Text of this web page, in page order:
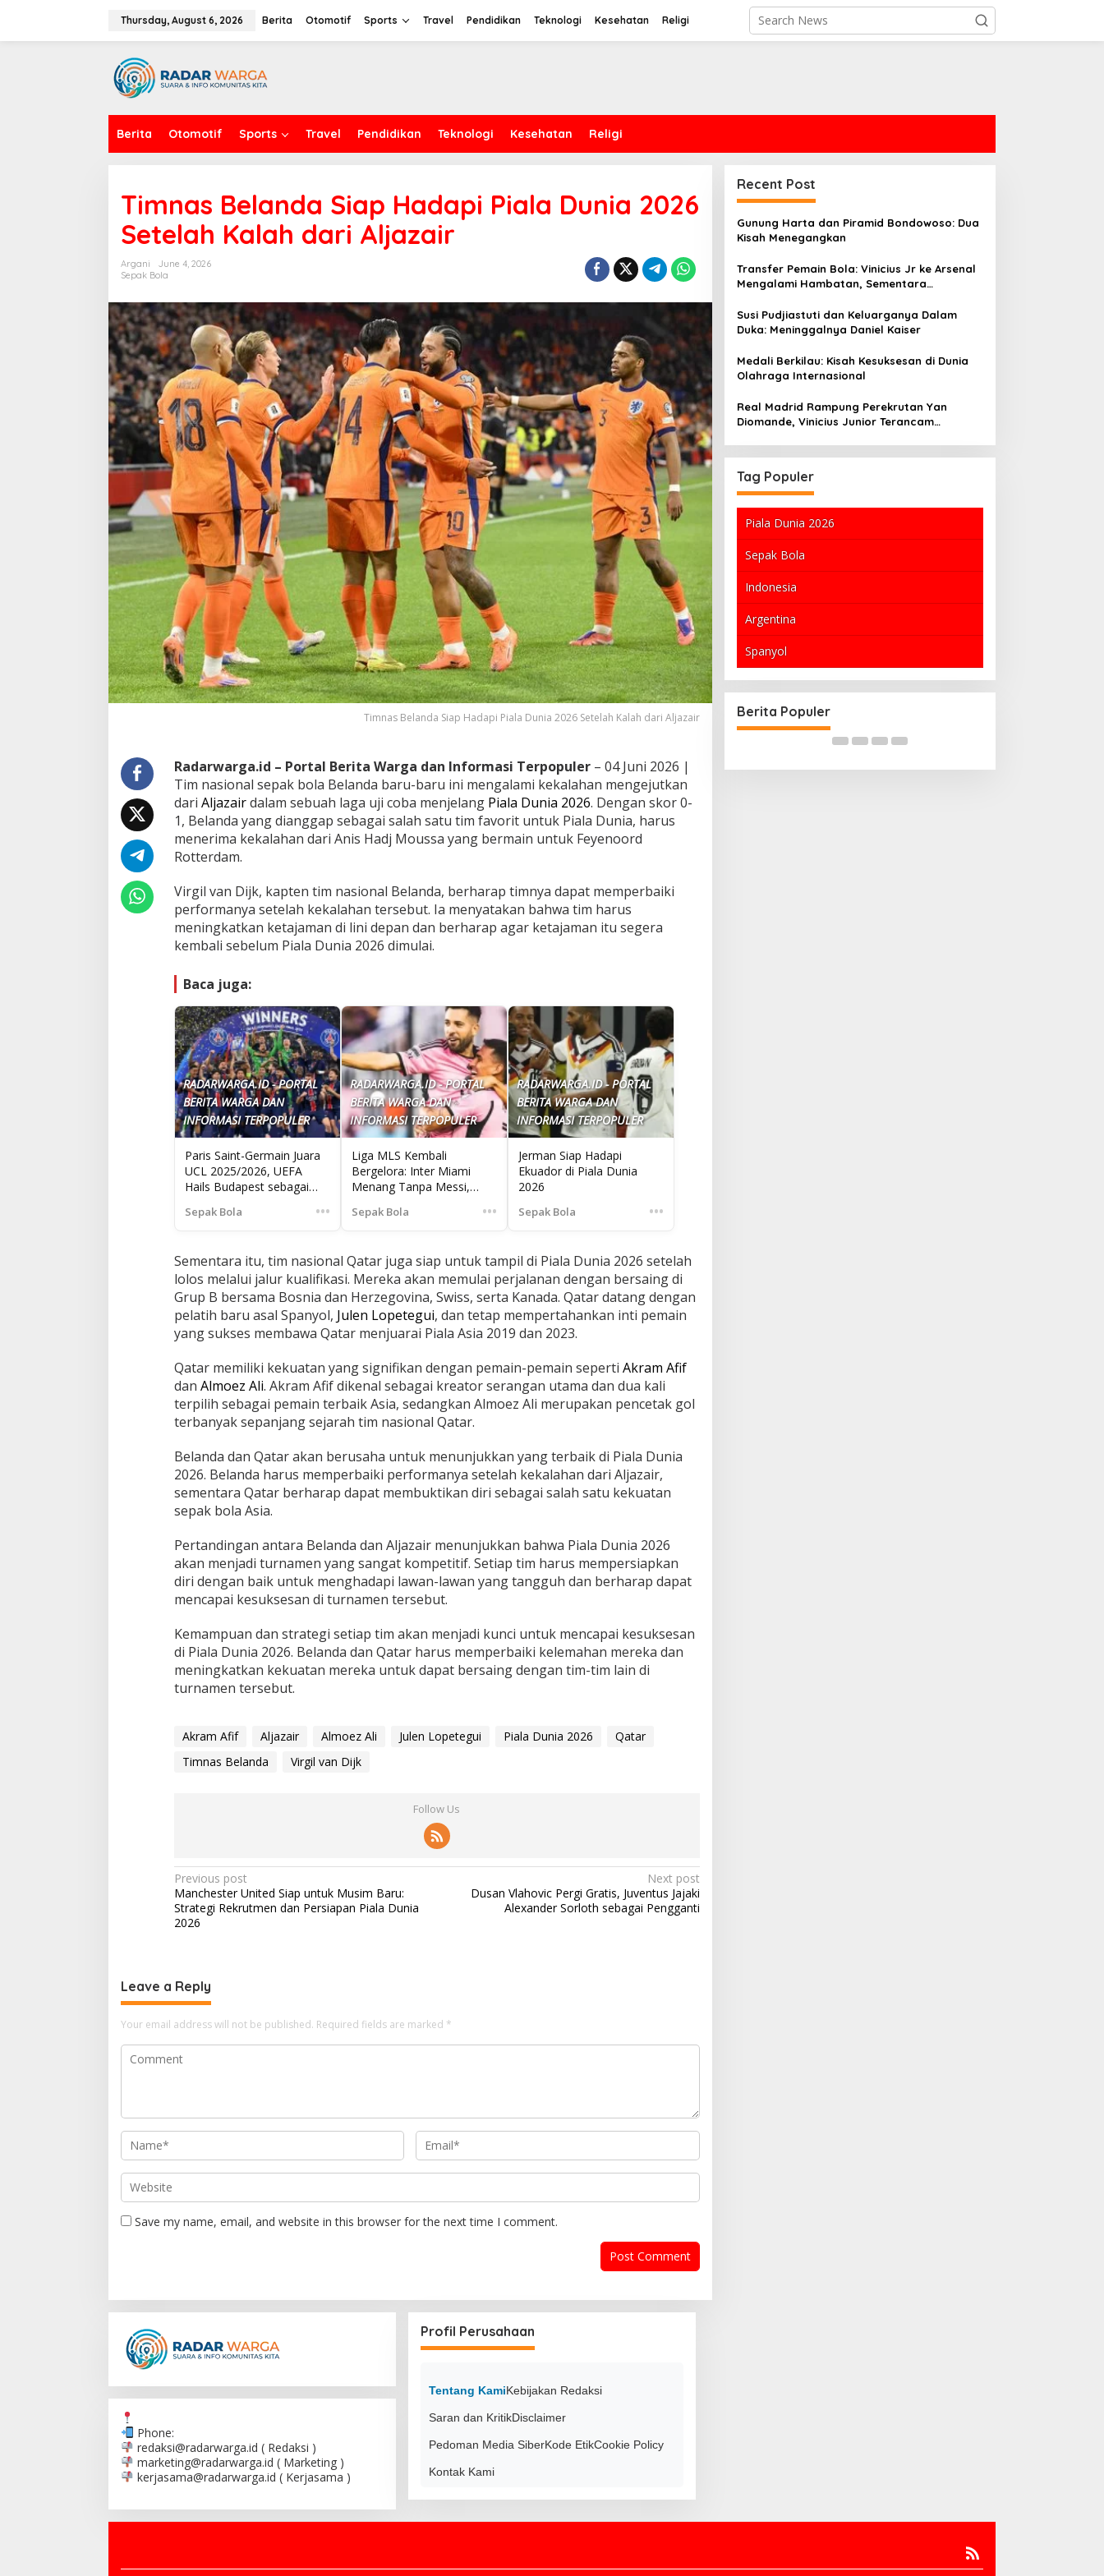
Thursday, August 6, 2026 Berita Otomotif Sports Travel Pendidikan Teknologi Kesehatan Religi
Berita Otomotif Sports Travel Pendidikan Teknologi Kesehatan Religi
Timnas Belanda Siap Hadapi Piala Dunia 2026
Setelah Kalah dari Aljazair
Argani
June 4, 2026
Sepak Bola
Timnas Belanda Siap Hadapi Piala Dunia 2026 Setelah Kalah dari Aljazair
Radarwarga.id – Portal Berita Warga dan Informasi Terpopuler– 04 Juni 2026 |
Tim nasional sepak bola Belanda baru-baru ini mengalami kekalahan mengejutkan
dari Aljazairdalam sebuah laga uji coba menjelang Piala Dunia 2026. Dengan skor 0-
1, Belanda yang dianggap sebagai salah satu tim favorit untuk Piala Dunia, harus
menerima kekalahan dari Anis Hadj Moussa yang bermain untuk Feyenoord
Rotterdam.
Virgil van Dijk, kapten tim nasional Belanda, berharap timnya dapat memperbaiki
performanya setelah kekalahan tersebut. Ia menyatakan bahwa tim harus
meningkatkan ketajaman di lini depan dan berharap agar ketajaman itu segera
kembali sebelum Piala Dunia 2026 dimulai.
Baca juga:
RADARWARGA.ID - PORTAL
BERITA WARGA DAN
INFORMASI TERPOPULER
Paris Saint-Germain Juara
UCL 2025/2026, UEFA
Hails Budapest sebagai
Sepak Bola •••
RADARWARGA.ID - PORTAL
BERITA WARGA DAN
INFORMASI TERPOPULER
Liga MLS Kembali
Bergelora: Inter Miami
Menang Tanpa Messi,
Sepak Bola •••
RADARWARGA.ID - PORTAL
BERITA WARGA DAN
INFORMASI TERPOPULER
Jerman Siap Hadapi
Ekuador di Piala Dunia
2026
Sepak Bola •••
Sementara itu, tim nasional Qatar juga siap untuk tampil di Piala Dunia 2026 setelah
lolos melalui jalur kualifikasi. Mereka akan memulai perjalanan dengan bersaing di
Grup B bersama Bosnia dan Herzegovina, Swiss, serta Kanada. Qatar datang dengan
pelatih baru asal Spanyol, Julen Lopetegui, dan tetap mempertahankan inti pemain
yang sukses membawa Qatar menjuarai Piala Asia 2019 dan 2023.
Qatar memiliki kekuatan yang signifikan dengan pemain-pemain seperti Akram Afif
dan Almoez Ali. Akram Afif dikenal sebagai kreator serangan utama dan dua kali
terpilih sebagai pemain terbaik Asia, sedangkan Almoez Ali merupakan pencetak gol
terbanyak sepanjang sejarah tim nasional Qatar.
Belanda dan Qatar akan berusaha untuk menunjukkan yang terbaik di Piala Dunia
2026. Belanda harus memperbaiki performanya setelah kekalahan dari Aljazair,
sementara Qatar berharap dapat membuktikan diri sebagai salah satu kekuatan
sepak bola Asia.
Pertandingan antara Belanda dan Aljazair menunjukkan bahwa Piala Dunia 2026
akan menjadi turnamen yang sangat kompetitif. Setiap tim harus mempersiapkan
diri dengan baik untuk menghadapi lawan-lawan yang tangguh dan berharap dapat
mencapai kesuksesan di turnamen tersebut.
Kemampuan dan strategi setiap tim akan menjadi kunci untuk mencapai kesuksesan
di Piala Dunia 2026. Belanda dan Qatar harus memperbaiki kelemahan mereka dan
meningkatkan kekuatan mereka untuk dapat bersaing dengan tim-tim lain di
turnamen tersebut.
Akram Afif Aljazair Almoez Ali Julen Lopetegui Piala Dunia 2026
Qatar
Timnas Belanda
Virgil van Dijk
Follow Us
P
o
s
n
a
v
i
g
t
i
o
n
Previous post
Manchester United Siap untuk Musim Baru:
Strategi Rekrutmen dan Persiapan Piala Dunia
2026
Next post
Dusan Vlahovic Pergi Gratis, Juventus Jajaki
Alexander Sorloth sebagai Pengganti
Leave a Reply
Your email address will not be published. Required fields are marked *
Save my name, email, and website in this browser for the next time I comment.
Recent Post
Gunung Harta dan Piramid Bondowoso: Dua
Kisah Menegangkan
Transfer Pemain Bola: Vinicius Jr ke Arsenal
Mengalami Hambatan, Sementara
Juta
Susi Pudjiastuti dan Keluarganya Dalam
Duka: Meninggalnya Daniel Kaiser
Medali Berkilau: Kisah Kesuksesan di Dunia
Olahraga Internasional
Real Madrid Rampung Perekrutan Yan
Diomande, Vinicius Junior Terancam
Tag Populer
Piala Dunia 2026
Sepak Bola
Indonesia
Argentina
Spanyol
Berita Populer
Gunung Harta dan Piramid
Bondowoso: Dua Kisah
Menegangkan
Transfer Pemain Bola: Vinicius Jr
Sementara Manchester United
Siap untuk Menawar £60 Juta
Susi Pudjiastuti
Phone:
redaksi@radarwarga.id ( Redaksi )
marketing@radarwarga.id ( Marketing )
kerjasama@radarwarga.id ( Kerjasama )
Profil Perusahaan
Tentang KamiKebijakan Redaksi
Saran dan KritikDisclaimer
Pedoman Media SiberKode EtikCookie Policy
Kontak Kami